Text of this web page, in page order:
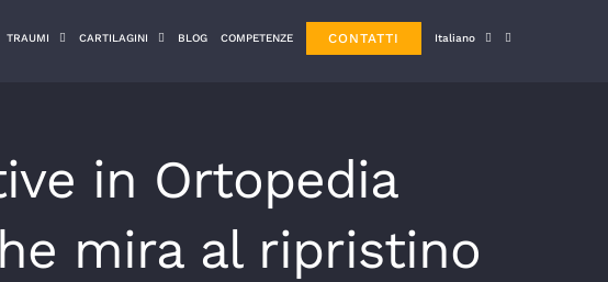
TRAUMI CARTILAGINI BLOG COMPETENZE CONTATTI Italiano
in Ortopedia
mira al ripristino